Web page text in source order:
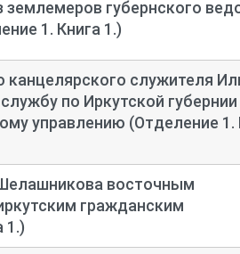
землемеров губернского
1. Книга 1.)
канцелярского служителя
по Иркутской губернии
управлению (Отделение 1.
восточным
гражданским
1.)